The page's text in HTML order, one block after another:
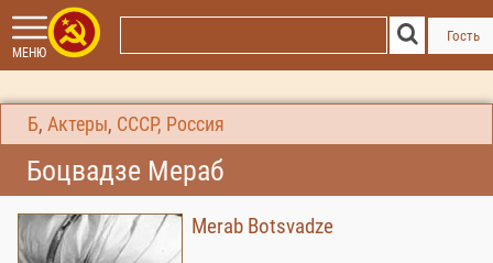
МЕНЮ
Гость
Б, Актеры, СССР, Россия
Боцвадзе Мераб
Merab Botsvadze